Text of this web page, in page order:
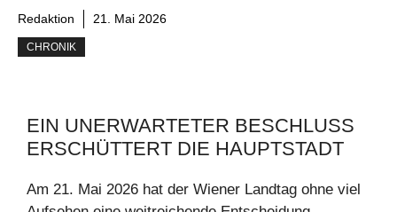
Redaktion 21. Mai 2026
CHRONIK
EIN UNERWARTETER BESCHLUSS
ERSCHÜTTERT DIE HAUPTSTADT
Am 21. Mai 2026 hat der Wiener Landtag ohne viel